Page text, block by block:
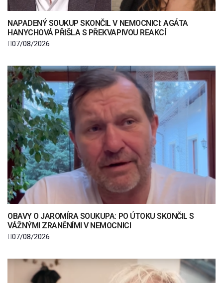
NAPADENÝ SOUKUP SKONČIL V NEMOCNICI: AGÁTA
HANYCHOVÁ PŘIŠLA S PŘEKVAPIVOU REAKCÍ
07/08/2026
OBAVY O JAROMÍRA SOUKUPA: PO ÚTOKU SKONČIL S
VÁŽNÝMI ZRANĚNÍMI V NEMOCNICI
07/08/2026